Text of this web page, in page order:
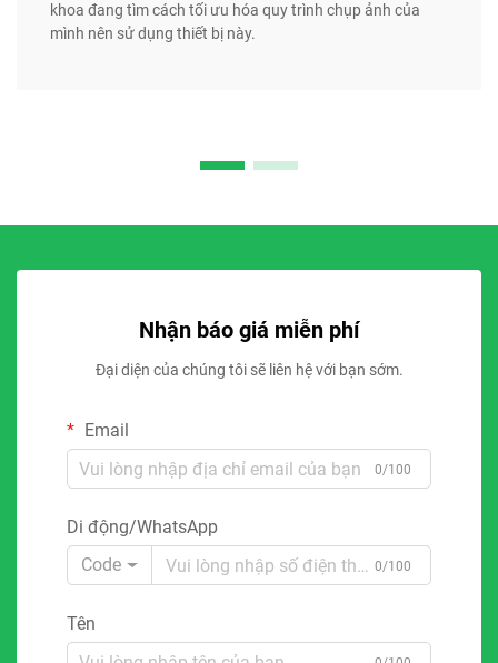
khoa đang tìm cách tối ưu hóa quy trình chụp ảnh của
mình nên sử dụng thiết bị này.
Nhận báo giá miễn phí
Đại diện của chúng tôi sẽ liên hệ với bạn sớm.
Email
0/100
Di động/WhatsApp
Code
0/100
Tên